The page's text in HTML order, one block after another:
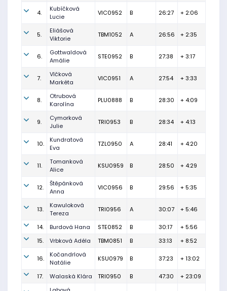
4.
Kubíčková
Lucie
VIC0952 B 26:27 + 2:06
5.
Eliášová
Viktorie
TBM1052 A 26:56 + 2:35
6.
Gottwaldová
Amálie
STE0952 B 27:38 + 3:17
7.
Vlčková
Markéta
VIC0951 A 27:54 + 3:33
8.
Otrubová
Karolína
PLU0888 B 28:30 + 4:09
9.
Cymorková
Julie
TRI0953 B 28:34 + 4:13
10.
Kundratová
Eva
TZL0950 A 28:41 + 4:20
11.
Tomanková
Alice
KSU0959 B 28:50 + 4:29
12.
Štěpánková
Anna
VIC0956 B 29:56 + 5:35
13.
Kawuloková
Tereza
TRI0956 A 30:07 + 5:46
14. Burdová Hana STE0852 B 30:17
+ 5:56
15.
Vrbková Adéla TBM0851 B 33:13 + 8:52
16.
Kočandrlová
Natálie
KSU0979 B 37:23 + 13:02
17. Walaská Klára TRI0950 B 47:30 + 23:09